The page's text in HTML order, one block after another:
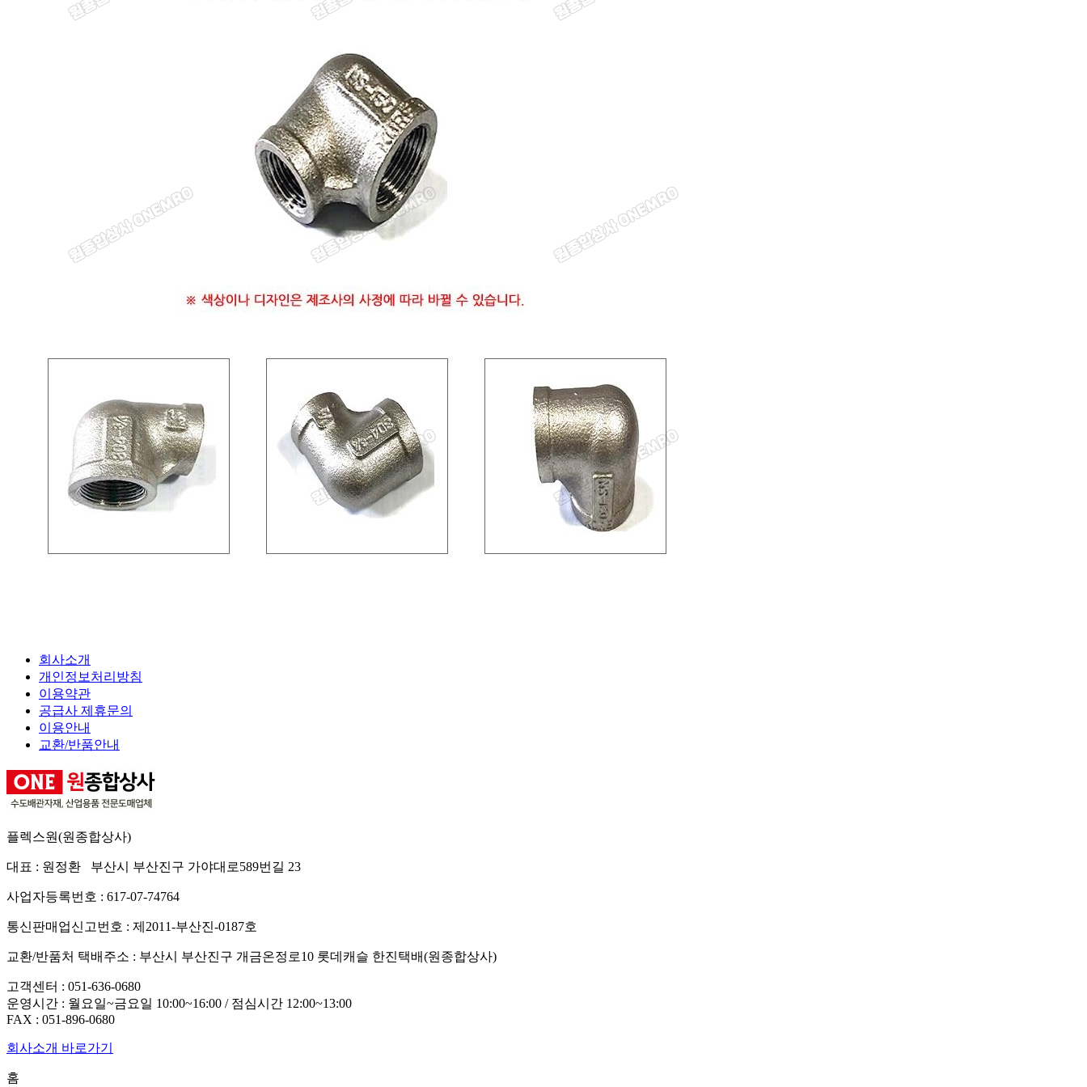
회사소개
개인정보처리방침
이용약관
공급사 제휴문의
이용안내
교환/반품안내
플렉스원(원종합상사)
대표 : 원정환 부산시 부산진구 가야대로589번길 23
사업자등록번호 : 617-07-74764
통신판매업신고번호 : 제2011-부산진-0187호
교환/반품처 택배주소 : 부산시 부산진구 개금온정로10 롯데캐슬 한진택배(원종합상사)
고객센터 : 051-636-0680
운영시간 : 월요일~금요일 10:00~16:00 / 점심시간 12:00~13:00
FAX : 051-896-0680
회사소개 바로가기
홈